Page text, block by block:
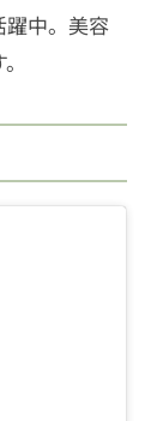
躍中。美容